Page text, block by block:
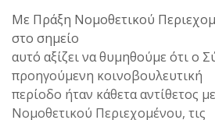
Με Πράξη Νομοθετικού
στο σημείο
αυτό αξίζει να θυμηθούμε ότι ο
προηγούμενη κοινοβουλευτική
περίοδο ήταν κάθετα αντίθετος
Νομοθετικού Περιεχομένου, τις